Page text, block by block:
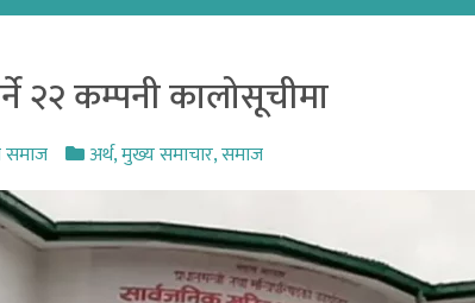
२२ कम्पनी कालोसूचीमा
समाज अर्थ,मुख्य समाचार,समाज